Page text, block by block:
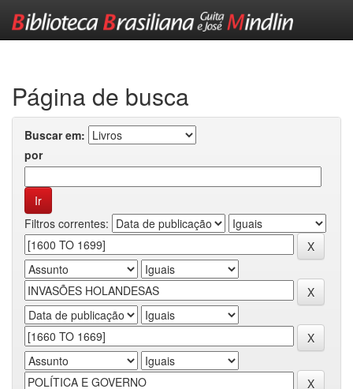
Página de busca
Buscar em:
por
Filtros correntes: